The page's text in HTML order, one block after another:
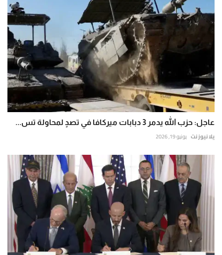
عاجل: حزب الله يدمر 3 دبابات ميركافا في تصدٍ لمحاولة تس...
يلا نيوز نت يونيو 19, 2026